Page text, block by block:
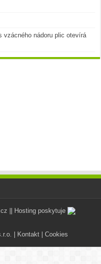
vzácného nádoru plic otevírá
|| Hosting poskytuje
| Kontakt | Cookies